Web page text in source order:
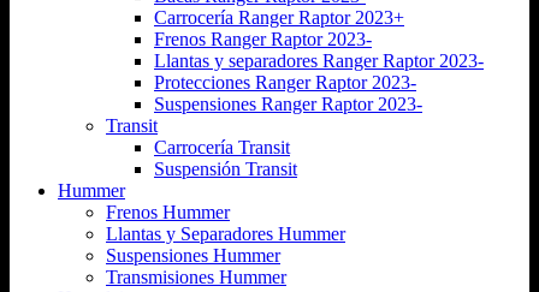
Carrocería Ranger Raptor 2023+
Frenos Ranger Raptor 2023-
Llantas y separadores Ranger Raptor 2023-
Protecciones Ranger Raptor 2023-
Suspensiones Ranger Raptor 2023-
Transit
Carrocería Transit
Suspensión Transit
Hummer
Frenos Hummer
Llantas y Separadores Hummer
Suspensiones Hummer
Transmisiones Hummer